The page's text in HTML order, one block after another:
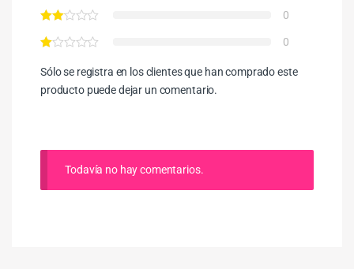
0
0
Sólo se registra en los clientes que han comprado este
producto puede dejar un comentario.
Todavía no hay comentarios.